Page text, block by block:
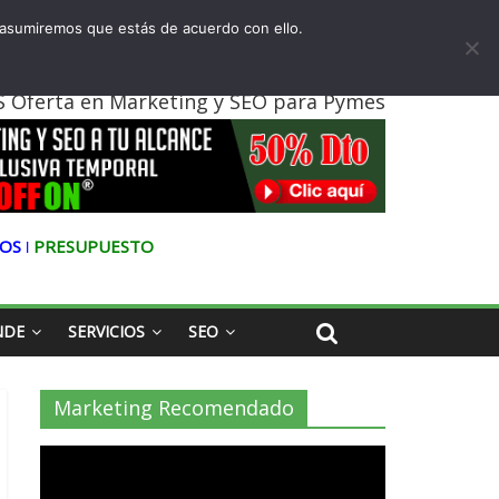
Oferta en Marketing y SEO para Pymes
ǀ PRESUPUESTO
SERVICIOS SEO
Marketing Recomendado
que estás de acuerdo con ello.